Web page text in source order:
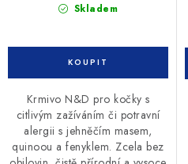
Skladem
Krmivo N&D pro kočky s
citlivým zažíváním či potravní
alergii s jehněčím masem,
quinoou a fenyklem. Zcela bez